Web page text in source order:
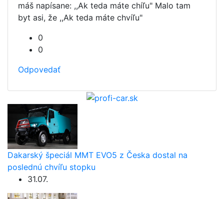
máš napísane: ,,Ak teda máte chíľu" Malo tam
byt asi, že ,,Ak teda máte chvíľu"
0
0
Odpovedať
Dakarský špeciál MMT EVO5 z Česka dostal na
poslednú chvíľu stopku
31.07.